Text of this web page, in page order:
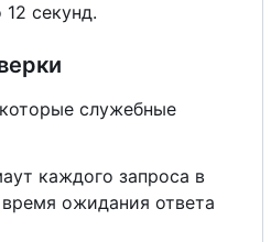
12 секунд.
служебные
каждого запроса в
ожидания ответа